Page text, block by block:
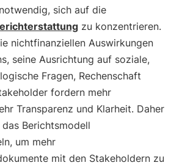
sich auf die
zu konzentrieren.
nichtfinanziellen Auswirkungen
seine Ausrichtung auf soziale,
Fragen, Rechenschaft
fordern mehr
Transparenz und Klarheit. Daher
Berichtsmodell
um mehr
mit den Stakeholdern zu